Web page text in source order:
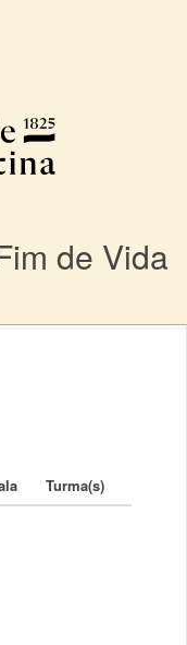
de Vida
Turma(s)